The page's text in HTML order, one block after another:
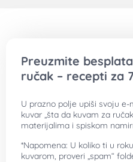
Preuzmite
ručak – recepti za
U prazno polje upiši svoju
kuvar „šta da kuvam za
materijalima i spiskom
*Napomena: U koliko ti u
kuvarom, proveri „spam“